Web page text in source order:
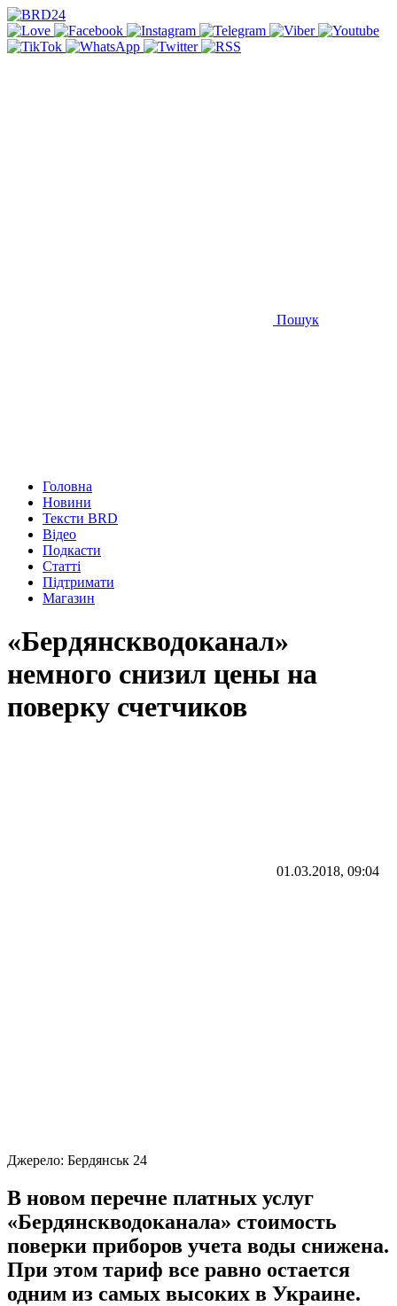
Пошук
Головна
Новини
Тексти BRD
Відео
Подкасти
Статті
Підтримати
Магазин
«Бердянскводоканал»
немного снизил цены на
поверку счетчиков
01.03.2018, 09:04
Джерело: Бердянськ 24
В новом перечне платных услуг
«Бердянскводоканала» стоимость
поверки приборов учета воды снижена.
При этом тариф все равно остается
одним из самых высоких в Украине.